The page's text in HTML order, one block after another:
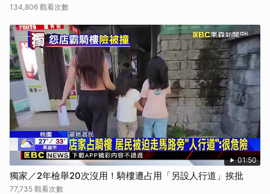
134,806 觀看次數
01:50
獨家／2年檢舉20次沒用！騎樓遭占用「另設人行道」挨批
77,735 觀看次數